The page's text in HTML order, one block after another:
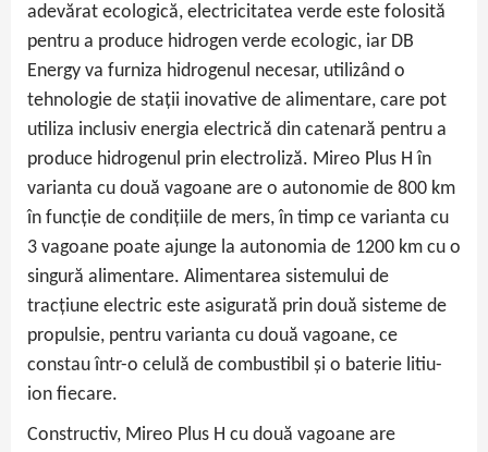
adevărat ecologică, electricitatea verde este folosită
pentru a produce hidrogen verde ecologic, iar DB
Energy va furniza hidrogenul necesar, utilizând o
tehnologie de stații inovative de alimentare, care pot
utiliza inclusiv energia electrică din catenară pentru a
produce hidrogenul prin electroliză. Mireo Plus H în
varianta cu două vagoane are o autonomie de 800 km
în funcție de condițiile de mers, în timp ce varianta cu
3 vagoane poate ajunge la autonomia de 1200 km cu o
singură alimentare. Alimentarea sistemului de
tracțiune electric este asigurată prin două sisteme de
propulsie, pentru varianta cu două vagoane, ce
constau într-o celulă de combustibil și o baterie litiu-
ion fiecare.
Constructiv, Mireo Plus H cu două vagoane are